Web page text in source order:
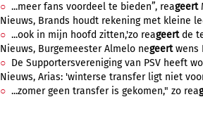
...meer fans voordeel te bieden”, reageert
Nieuws, Brands houdt rekening met kleine
...ook in mijn hoofd zitten,'zo reageertde
Nieuws, Burgemeester Almelo negeertwens
De Supportersvereniging van PSV heeft
Nieuws, Arias: 'winterse transfer ligt niet voor
...zomer geen transfer is gekomen," zo rea